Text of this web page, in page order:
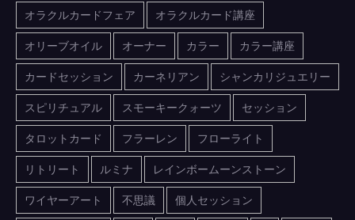
オラクルカードフェア オラクルカード講座
オリーブオイル オーナー カラー カラー講座
カードセッション カーネリアン シャンカリジュエリー
スピリチュアル スモーキークォーツ セッション
タロットカード フラーレン フローライト
リトリート ルミナ レインボームーンストーン
ワイヤーアート 不思議 個人セッション